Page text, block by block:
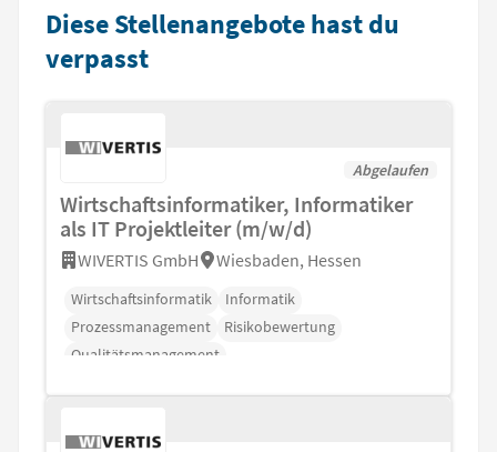
Diese Stellenangebote hast du
verpasst
Abgelaufen
Wirtschaftsinformatiker, Informatiker
als IT Projektleiter (m/w/d)
WIVERTIS GmbH Wiesbaden, Hessen
Wirtschaftsinformatik
Informatik
Prozessmanagement
Risikobewertung
Qualitätsmanagement